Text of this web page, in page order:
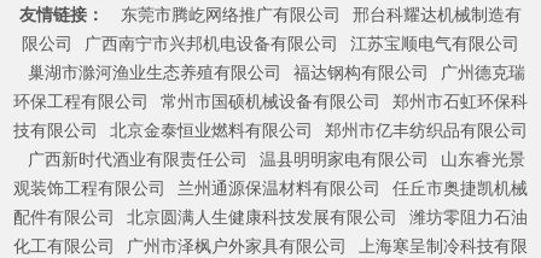
友情链接：
东莞市腾屹网络推广有限公司
邢台科耀达机械制造有
限公司
广西南宁市兴邦机电设备有限公司
江苏宝顺电气有限公司
巢湖市滁河渔业生态养殖有限公司
福达钢构有限公司
广州德克瑞
环保工程有限公司
常州市国硕机械设备有限公司
郑州市石虹环保科
技有限公司
北京金泰恒业燃料有限公司
郑州市亿丰纺织品有限公司
广西新时代酒业有限责任公司
温县明明家电有限公司
山东睿光景
观装饰工程有限公司
兰州通源保温材料有限公司
任丘市奥捷凯机械
配件有限公司
北京圆满人生健康科技发展有限公司
潍坊零阻力石油
化工有限公司
广州市泽枫户外家具有限公司 上海寒呈制冷科技有限